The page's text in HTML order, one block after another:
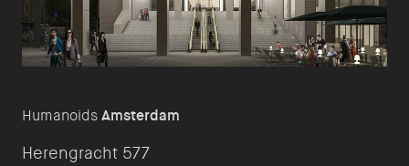
HumanoidsAmsterdam
Herengracht 577